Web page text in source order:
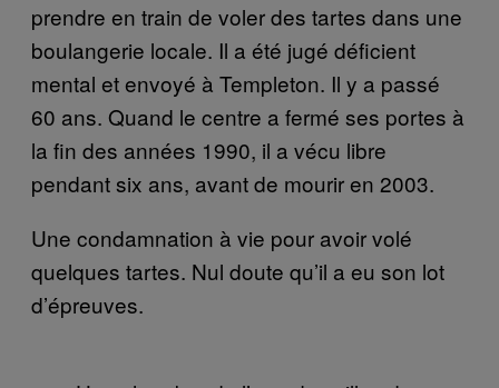
prendre en train de voler des tartes dans une
boulangerie locale. Il a été jugé déficient
mental et envoyé à Templeton. Il y a passé
60 ans. Quand le centre a fermé ses portes à
la fin des années 1990, il a vécu libre
pendant six ans, avant de mourir en 2003.
Une condamnation à vie pour avoir volé
quelques tartes. Nul doute qu’il a eu son lot
d’épreuves.